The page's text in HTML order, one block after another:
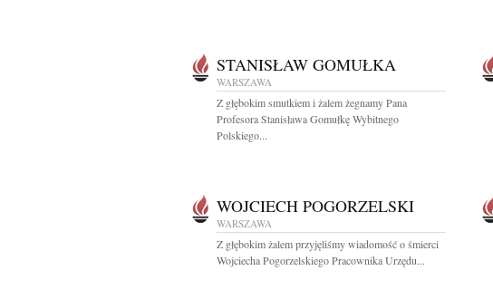
STANISŁAW GOMUŁKA
WARSZAWA
Z głębokim smutkiem i żalem żegnamy Pana
Profesora Stanisława Gomułkę Wybitnego
Polskiego...
WOJCIECH POGORZELSKI
WARSZAWA
Z głębokim żalem przyjęliśmy wiadomość o śmierci
Wojciecha Pogorzelskiego Pracownika Urzędu...